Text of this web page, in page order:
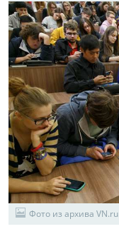
Фото из архива VN.ru